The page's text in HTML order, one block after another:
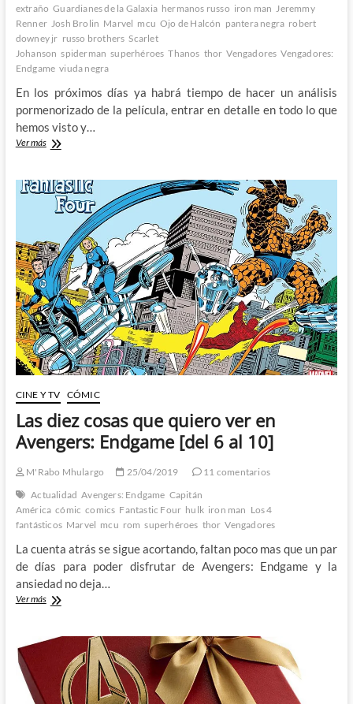
extraño Guardianes de la Galaxia hermanos russo iron man Jeremmy
Renner Josh Brolin Marvel mcu Ojo de Halcón pantera negra robert
downey jr russo brothers Scarlet
Johanson spiderman superhéroes Thanos thor Vengadores Vengadores:
Endgame viuda negra
En los próximos días ya habrá tiempo de hacer un análisis
pormenorizado de la película, entrar en detalle en todo lo que
hemos visto y…
Ver másAvengers:
Un
largo
viaje
mas
de
una
década
que
ha
valido
muchísimo
la
pena
CINE Y TV CÓMIC
Las diez cosas que quiero ver en
Avengers: Endgame [del 6 al 10]
M'Rabo Mhulargo 25/04/2019
11 comentarios
Actualidad Avengers: Endgame Capitán
América cómic comics Fantastic Four hulk iron man Los 4
fantásticos Marvel mcu rom superhéroes thor Vengadores
La cuenta atrás se sigue acortando, faltan poco mas que un par
de días para poder disfrutar de Avengers: Endgame y la
ansiedad no deja…
Ver másLas
que
Avengers: